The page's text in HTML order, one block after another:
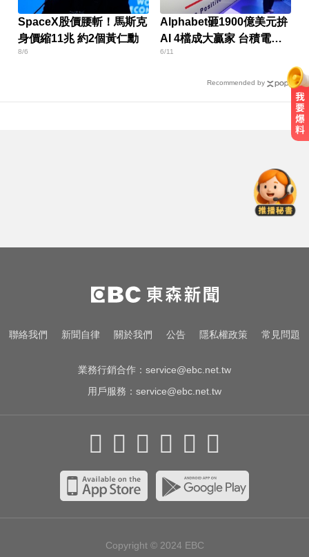
SpaceX股價腰斬！馬斯克
身價縮11兆 約2個黃仁勳
8/6
Alphabet砸1900億美元拚
AI 4檔成大贏家 台積電也
入列
6/11
Recommended by
紅狂接20業配 Joeman 認：我也會
國中暑輔悲劇！小六升國一男學生
折斷掃把刺傷女師 右眼恐失明
停更1個月全面復工！蔡阿嘎甩抄襲
聯絡我們 新聞自律 關於我們 公告 隱私權政策 常見問題
業務行銷合作： service@ebc.net.tw
用戶服務： service@ebc.net.tw
Copyright © 2024 EBC